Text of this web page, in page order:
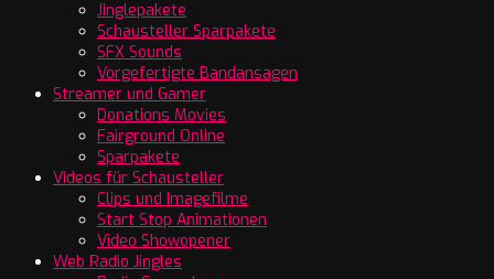
Jinglepakete
Schausteller Sparpakete
SFX Sounds
Vorgefertigte Bandansagen
Streamer und Gamer
Donations Movies
Fairground Online
Sparpakete
Videos für Schausteller
Clips und Imagefilme
Start Stop Animationen
Video Showopener
Web Radio Jingles